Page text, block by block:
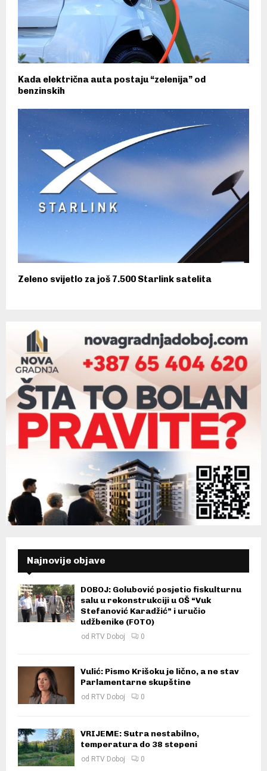
Kada električna auta postaju “zelenija” od
benzinskih
Zeleno svijetlo za još 7.500 Starlink satelita
Najnovije objave
DOBOJ: Golubović posjetio fiskulturnu
salu u rekonstrukciji u OŠ “Vuk
Stefanović Karadžić” i uručio
udžbenike (FOTO)
od RTV Doboj 0
Vulić: Pismo Krišoku je lično, a ne stav
Parlamentarne skupštine
od RTV Doboj 0
VRIJEME: Sutra nestabilno,
temperatura do 38 stepeni
od RTV Doboj 0